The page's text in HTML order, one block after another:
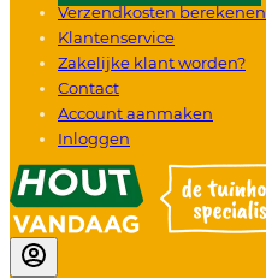
Verzendkosten berekenen
Klantenservice
Zakelijke klant worden?
Contact
Account aanmaken
Inloggen